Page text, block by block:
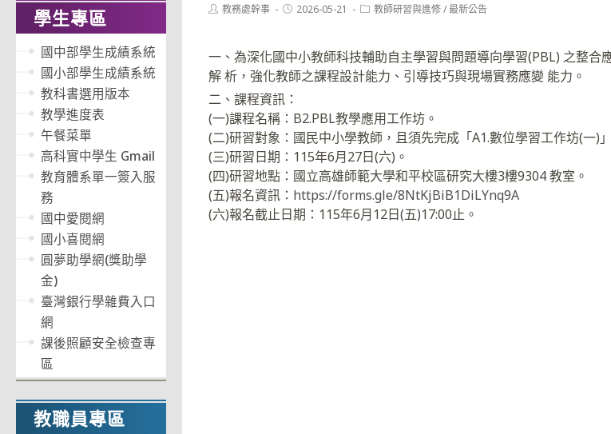
Post教務處幹事
Post2026-05-21
Post教師研習與進修 / 最新公告
一、為深化國中小教師科技輔助自主學習與問題導向學習(PBL) 之整合
解 析，強化教師之課程設計能力、引導技巧與現場實務應變 能力。
二、課程資訊：
(一)課程名稱：B2.PBL教學應用工作坊。
(二)研習對象：國民中小學教師，且須先完成「A1.數位學習工作坊(一)
(三)研習日期：115年6月27日(六)。
(四)研習地點：國立高雄師範大學和平校區研究大樓3樓9304 教室。
(五)報名資訊： https://forms.gle/8NtKjBiB1DiLYnq9A
(六)報名截止日期：115年6月12日(五)17:00止。
學生專區
國中部學生成績系統
國小部學生成績系統
教科書選用版本
教學進度表
午餐菜單
高科實中學生 Gmail
教育體系單一簽入服
務
國中愛閱網
國小喜閱網
圓夢助學網(獎助學
金)
臺灣銀行學雜費入口
網
課後照顧安全檢查專
區
教職員專區